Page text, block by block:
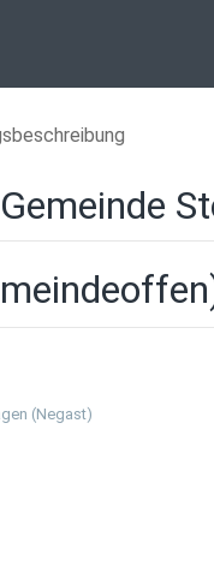
(Negast)